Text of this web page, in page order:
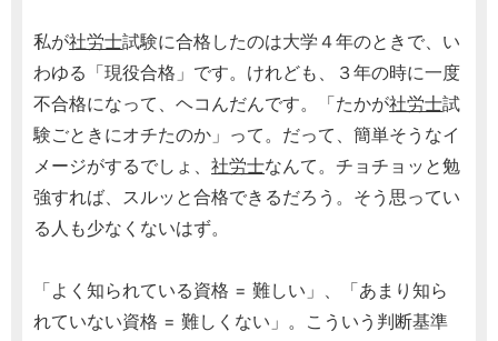
私が社労士試験に合格したのは大学４年のときで、い
わゆる「現役合格」です。けれども、３年の時に一度
不合格になって、ヘコんだんです。「たかが社労士試
験ごときにオチたのか」って。だって、簡単そうなイ
メージがするでしょ、 社労士なんて。チョチョッと勉
強すれば、スルッと合格できるだろう。そう思ってい
る人も少なくないはず。
「よく知られている資格 = 難しい」、「あまり知ら
れていない資格 = 難しくない」。こういう判断基準